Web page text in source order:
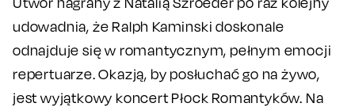
udowadnia, że Ralph Kaminski doskonale
odnajduje się w romantycznym, pełnym emocji
repertuarze. Okazją, by posłuchać go na żywo,
jest wyjątkowy koncert Płock Romantyków. Na